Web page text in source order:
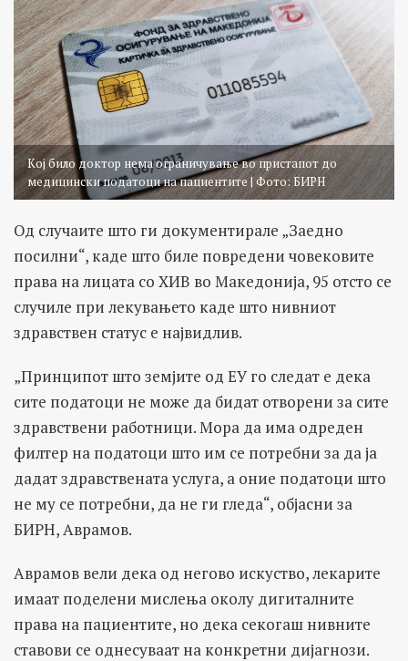
Кој било доктор нема ограничување во пристапот до
медицински податоци на пациентите | Фото: БИРН
Од случаите што ги документирале „Заедно
посилни“, каде што биле повредени човековите
права на лицата со ХИВ во Македонија, 95 отсто се
случиле при лекувањето каде што нивниот
здравствен статус е највидлив.
„Принципот што земјите од ЕУ го следат е дека
сите податоци не може да бидат отворени за сите
здравствени работници. Мора да има одреден
филтер на податоци што им се потребни за да ја
дадат здравствената услуга, а оние податоци што
не му се потребни, да не ги гледа“, објасни за
БИРН, Аврамов.
Аврамов вели дека од негово искуство, лекарите
имаат поделени мислења околу дигиталните
права на пациентите, но дека секогаш нивните
ставови се однесуваат на конкретни дијагнози.